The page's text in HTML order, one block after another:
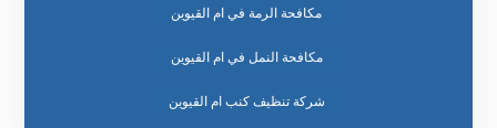
مكافحة الرمة في ام القيوين
مكافحة النمل في ام القيوين